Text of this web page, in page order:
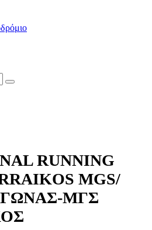
RUNNING
MGS/
ΜΓΣ